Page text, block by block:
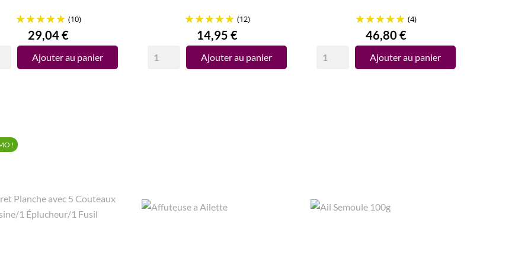
(10)
Prix
29,04 €
Ajouter au panier
(12)
Prix
14,95 €
Ajouter au panier
(4)
Prix
46,80 €
Ajouter au panier
!